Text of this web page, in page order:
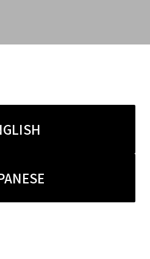
ーネックウールニットでござ
秋口から冬まで活躍する便利